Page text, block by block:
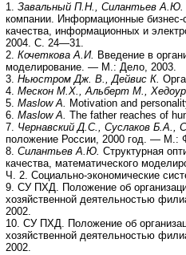
1. Завальный П.Н., Силантьев А.Ю.
компании. Информационные
качества, информационных и
2004. С. 24—31.
2. Кочеткова А.И. Введение в
моделирование. — М.: Дело, 2003.
3. Ньюстром Дж. В., Дейвис К.
4. Мескон М.Х., Альберт М.,
5. Maslow A. Motivation and
6. Maslow A. The father reaches of
7. Чернавский Д.С., Суслаков Б.А.,
положение России, 2000 год. —
8. Силантьев А.Ю. Структурная
качества, математического
Ч. 2. Социально-экономические
9. СУ ПХД. Положение об
хозяйственной деятельностью
2002.
10. СУ ПХД. Положение об
хозяйственной деятельностью
2002.